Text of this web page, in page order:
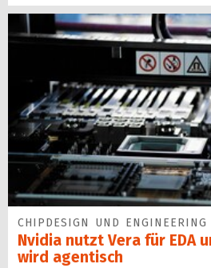
CHIPDESIGN UND ENGINEERING
Nvidia nutzt Vera für EDA
wird agentisch